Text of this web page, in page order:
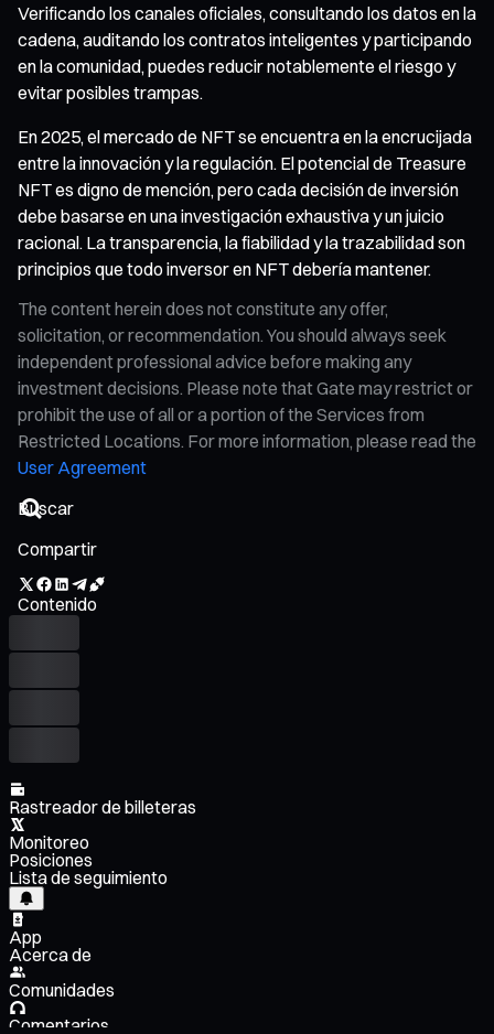
Verificando los canales oficiales, consultando los datos en la
cadena, auditando los contratos inteligentes y participando
en la comunidad, puedes reducir notablemente el riesgo y
evitar posibles trampas.
En 2025, el mercado de NFT se encuentra en la encrucijada
entre la innovación y la regulación. El potencial de Treasure
NFT es digno de mención, pero cada decisión de inversión
debe basarse en una investigación exhaustiva y un juicio
racional. La transparencia, la fiabilidad y la trazabilidad son
principios que todo inversor en NFT debería mantener.
The content herein does not constitute any offer,
solicitation, or recommendation. You should always seek
independent professional advice before making any
investment decisions. Please note that Gate may restrict or
prohibit the use of all or a portion of the Services from
Restricted Locations. For more information, please read the
User Agreement
Compartir
Contenido
Rastreador de billeteras
Monitoreo
Posiciones
Lista de seguimiento
App
Acerca de
Comunidades
Comentarios